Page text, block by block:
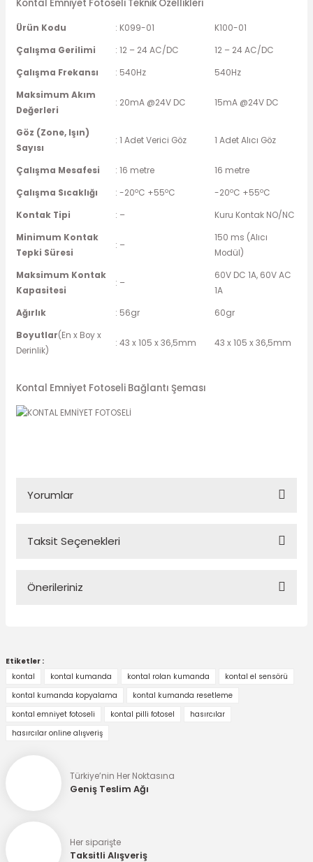
Kontal Emniyet Fotoseli Teknik Özellikleri
Ürün Kodu : K099-01
K100-01
Çalışma Gerilimi
: 12 – 24 AC/DC
12 – 24 AC/DC
Çalışma Frekansı
: 540Hz
540Hz
Maksimum Akım
Değerleri
: 20mA @24V DC 15mA @24V DC
Göz (Zone, Işın)
Sayısı
: 1 Adet Verici Göz 1 Adet Alıcı Göz
Çalışma Mesafesi : 16 metre
16 metre
Çalışma Sıcaklığı
: -20oC +55oC -20oC +55oC
Kontak Tipi
: –
Kuru Kontak NO/NC
Minimum Kontak
Tepki Süresi
: –
150 ms (Alıcı
Modül)
Maksimum Kontak
Kapasitesi
: –
60V DC 1A, 60V AC
1A
Ağırlık
: 56gr
60gr
Boyutlar(En x Boy x
Derinlik)
: 43 x 105 x 36,5mm 43 x 105 x 36,5mm
Kontal Emniyet Fotoseli Bağlantı Şeması
Yorumlar
Taksit Seçenekleri
Önerileriniz
kullanarak tarafımıza iletebilirsiniz.
Görüş ve önerileriniz için teşekkür ederiz.
Ürün resmi kalitesiz, bozuk veya görüntülenemiyor.
Ürün açıklamasında eksik bilgiler bulunuyor.
Ürün fiyatı diğer sitelerden daha pahalı.
Etiketler :
kontal
kontal kumanda kontal rolan kumanda
kontal el sensörü
kontal kumanda kopyalama
kontal kumanda resetleme
kontal emniyet fotoseli
kontal pilli fotosel
hasırcılar
hasırcılar online alışveriş
Türkiye’nin Her Noktasına
Geniş Teslim Ağı
Her siparişte
Taksitli Alışveriş